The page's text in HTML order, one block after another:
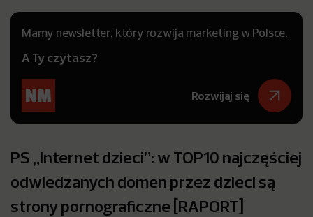
Mamy newsletter, który rozwija marketing w Polsce.
A Ty czytasz?
Rozwijaj się
PS „Internet dzieci”: w TOP10 najczęściej
odwiedzanych domen przez dzieci są
strony pornograficzne [RAPORT]